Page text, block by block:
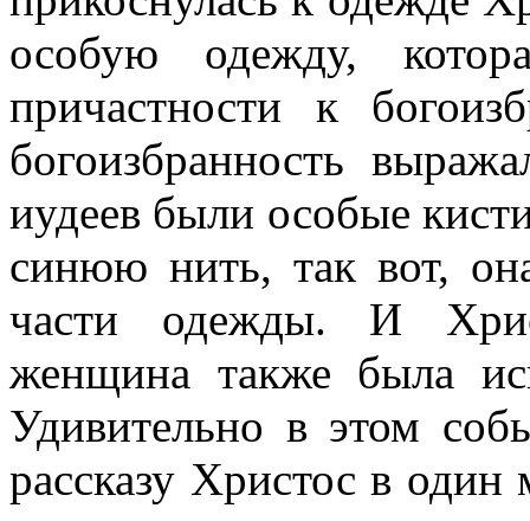
особую одежду,
причастности к
богоизбранность
иудеев были особые
синюю нить, так вот,
части одежды. И
женщина также была
Удивительно в этом
рассказу Христос в один